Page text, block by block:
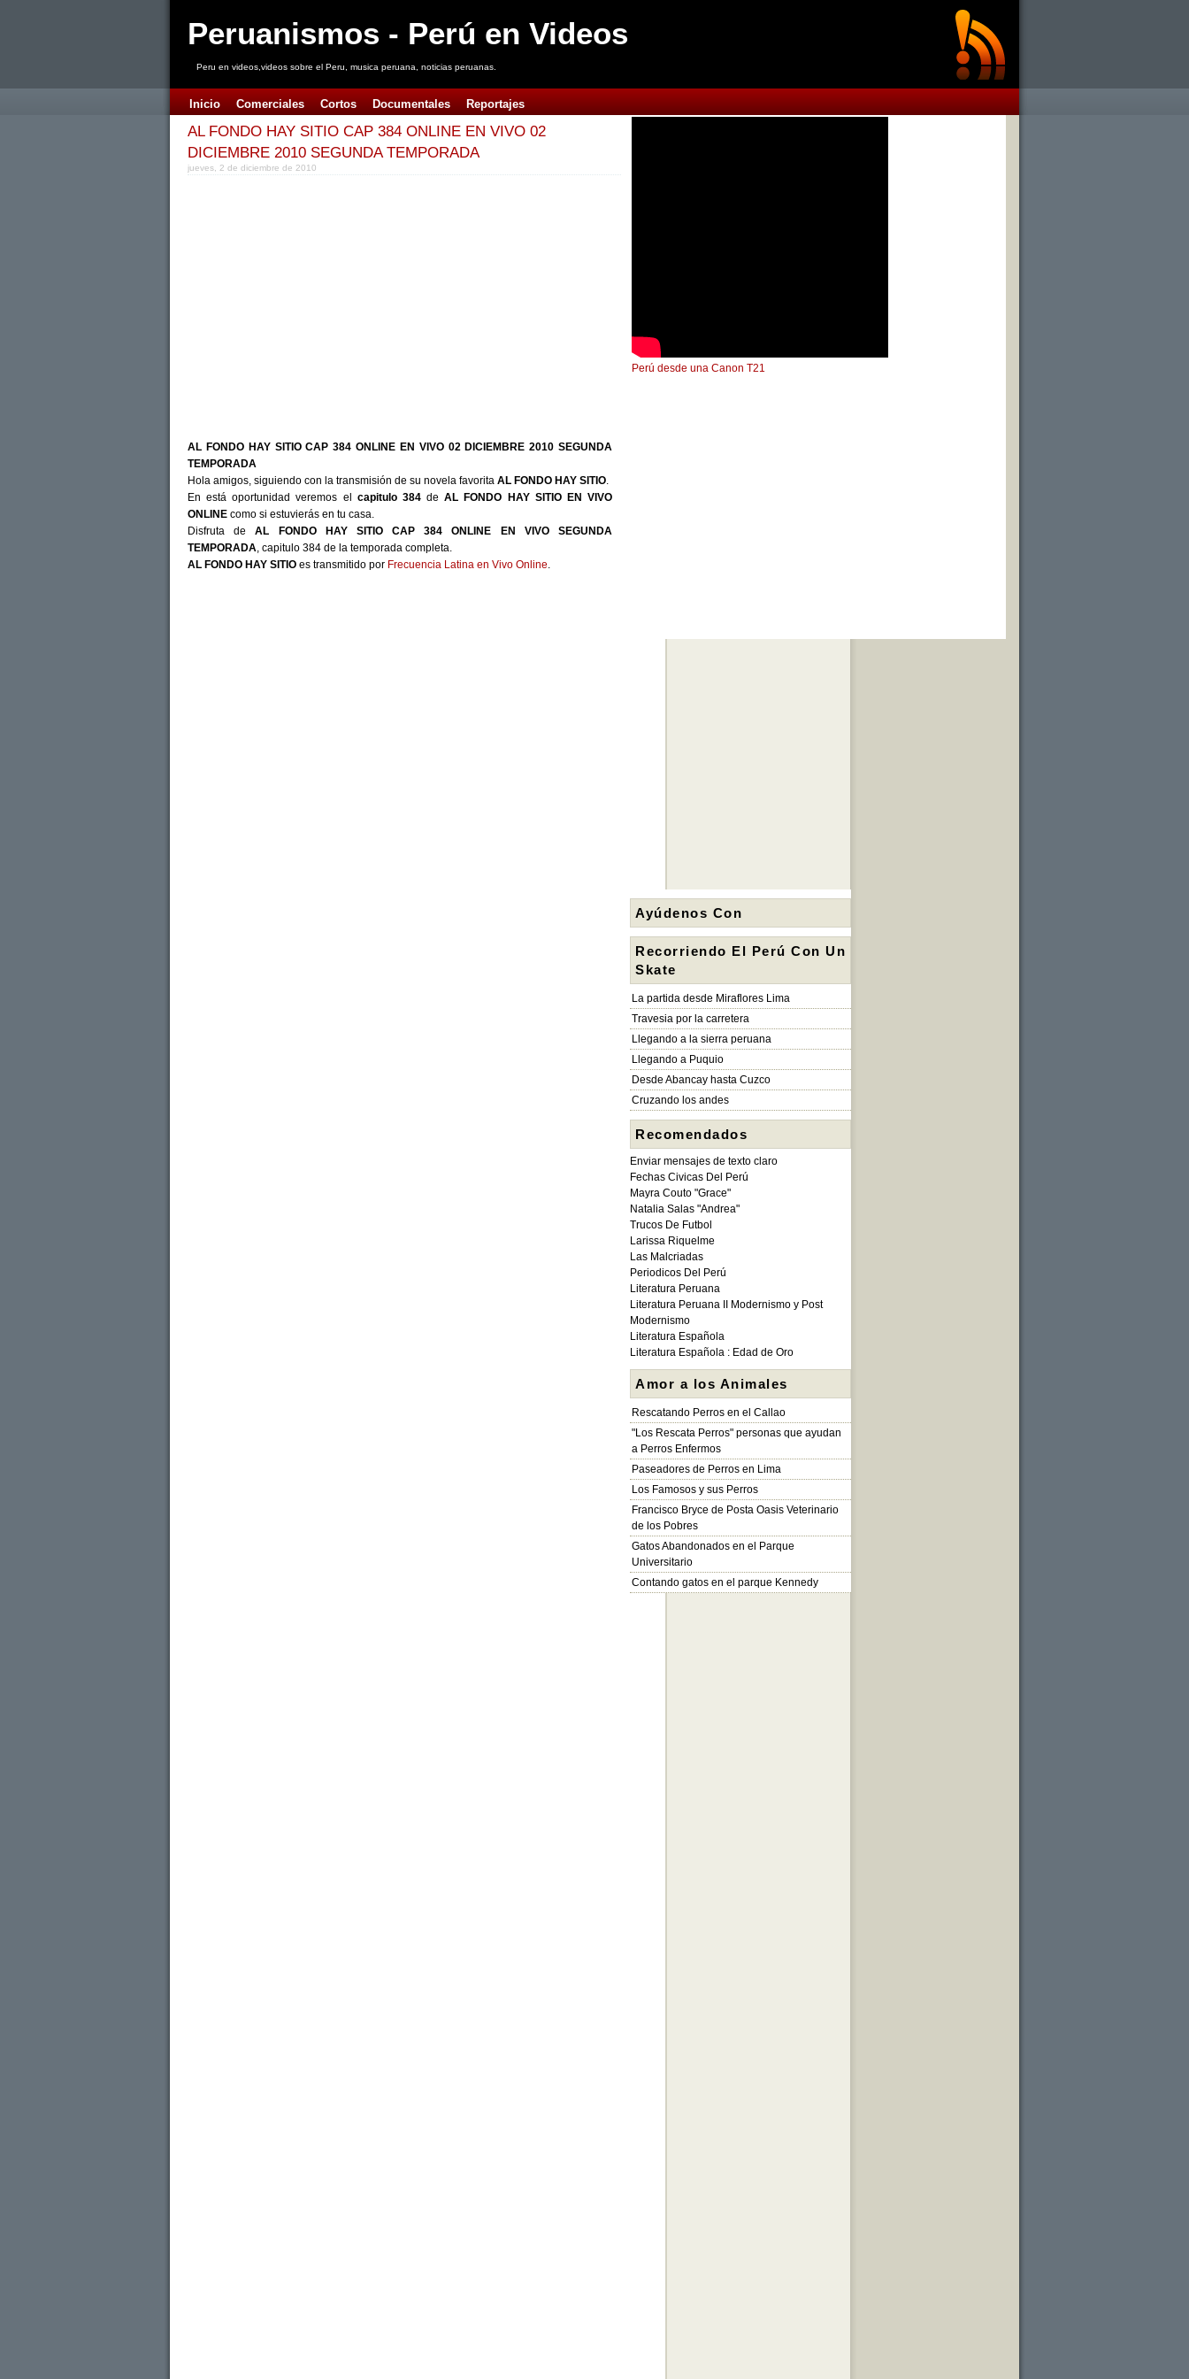
Peruanismos - Perú en Videos
Peru en videos,videos sobre el Peru, musica peruana, noticias peruanas.
Inicio Comerciales Cortos Documentales Reportajes
AL FONDO HAY SITIO CAP 384 ONLINE EN VIVO 02
DICIEMBRE 2010 SEGUNDA TEMPORADA
jueves, 2 de diciembre de 2010
AL FONDO HAY SITIO CAP 384 ONLINE EN VIVO 02 DICIEMBRE 2010 SEGUNDA
TEMPORADA
Hola amigos, siguiendo con la transmisión de su novela favorita AL FONDO HAY SITIO.
En está oportunidad veremos el capitulo 384deAL FONDO HAY SITIO EN VIVO
ONLINE como si estuvierás en tu casa.
Disfruta deAL FONDO HAY SITIO CAP 384 ONLINE EN VIVO SEGUNDA
TEMPORADA, capitulo 384 de la temporada completa.
AL FONDO HAY SITIO es transmitido por Frecuencia Latina en Vivo Online.
Perú desde una Canon T21
Ayúdenos Con
Recorriendo El Perú Con Un
Skate
La partida desde Miraflores Lima
Travesia por la carretera
Llegando a la sierra peruana
Llegando a Puquio
Desde Abancay hasta Cuzco
Cruzando los andes
Recomendados
Enviar mensajes de texto claro
Fechas Civicas Del Perú
Mayra Couto "Grace"
Natalia Salas "Andrea"
Trucos De Futbol
Larissa Riquelme
Las Malcriadas
Periodicos Del Perú
Literatura Peruana
Literatura Peruana II Modernismo y Post
Modernismo
Literatura Española
Literatura Española : Edad de Oro
Amor a los Animales
Rescatando Perros en el Callao
"Los Rescata Perros" personas que ayudan
a Perros Enfermos
Paseadores de Perros en Lima
Los Famosos y sus Perros
Francisco Bryce de Posta Oasis Veterinario
de los Pobres
Gatos Abandonados en el Parque
Universitario
Contando gatos en el parque Kennedy